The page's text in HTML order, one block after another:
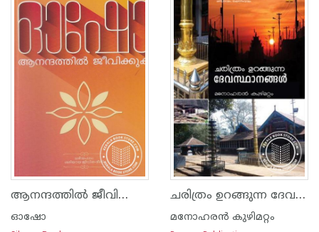
ആനന്ദത്തില്‍ ജീവിക്കുക
ഓഷോ
ചരിത്രം ഉറങ്ങുന്ന ദേവസ്ഥാനങ്ങള്‍
മനോഹരന്‍ കുഴിമറ്റം